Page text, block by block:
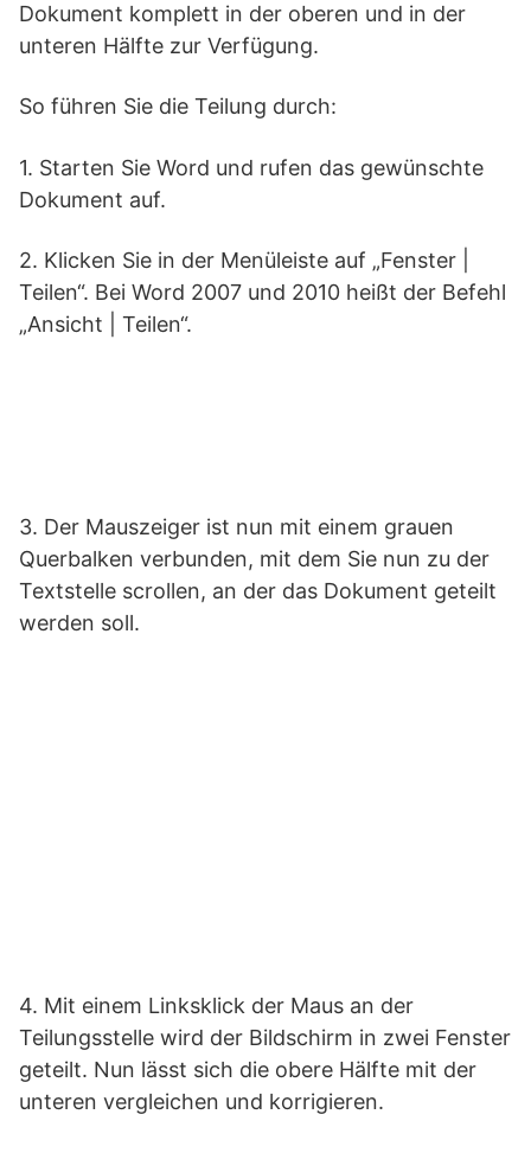
Dokument komplett in der oberen und in der
unteren Hälfte zur Verfügung.
So führen Sie die Teilung durch:
1. Starten Sie Word und rufen das gewünschte
Dokument auf.
2. Klicken Sie in der Menüleiste auf „Fenster |
Teilen“. Bei Word 2007 und 2010 heißt der Befehl
„Ansicht | Teilen“.
3. Der Mauszeiger ist nun mit einem grauen
Querbalken verbunden, mit dem Sie nun zu der
Textstelle scrollen, an der das Dokument geteilt
werden soll.
4. Mit einem Linksklick der Maus an der
Teilungsstelle wird der Bildschirm in zwei Fenster
geteilt. Nun lässt sich die obere Hälfte mit der
unteren vergleichen und korrigieren.